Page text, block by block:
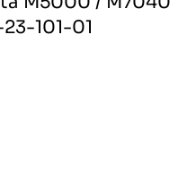
101-01